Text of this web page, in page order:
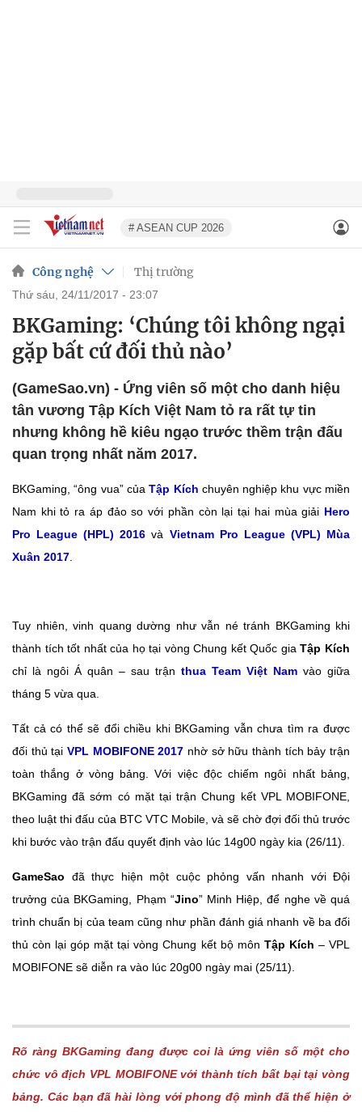
# ASEAN CUP 2026
Công nghệ Thị trường
thứ sáu, 24/11/2017 - 23:07
BKGaming: ‘Chúng tôi không ngại
gặp bất cứ đối thủ nào’
(GameSao.vn) - Ứng viên số một cho danh hiệu
tân vương Tập Kích Việt Nam tỏ ra rất tự tin
nhưng không hề kiêu ngạo trước thềm trận đấu
quan trọng nhất năm 2017.
BKGaming, “ông vua” củaTập Kích chuyên nghiệp khu vực miền
Nam khi tỏ ra áp đảo so với phần còn lại tại hai mùa giải Hero
Pro League (HPL) 2016 và Vietnam Pro League (VPL) Mùa
Xuân 2017
Tuy nhiên, vinh quang dường như vẫn né tránh BKGaming khi
thành tích tốt nhất của họ tại vòng Chung kết Quốc giaTập Kích
chỉ là ngôi Á quân – sau trận thua Team Việt Nam vào giữa
tháng 5 vừa qua.
Tất cả có thể sẽ đổi chiều khi BKGaming vẫn chưa tìm ra được
đối thủ tại VPL MOBIFONE 2017 nhờ sở hữu thành tích bảy trận
toàn thắng ở vòng bảng. Với việc độc chiếm ngôi nhất bảng,
BKGaming đã sớm có mặt tại trận Chung kết VPL MOBIFONE,
theo luật thi đấu của BTC VTC Mobile, và sẽ chờ đợi đối thủ trước
khi bước vào trận đấu quyết định vào lúc 14g00 ngày kia (26/11).
GameSao đã thực hiện một cuộc phỏng vấn nhanh với Đội
trưởng của BKGaming, Phạm “Jino” Minh Hiệp, để nghe về quá
trình chuẩn bị của team cũng như phần đánh giá nhanh về ba đối
thủ còn lại góp mặt tại vòng Chung kết bộ môn Tập Kích – VPL
MOBIFONE sẽ diễn ra vào lúc 20g00 ngày mai (25/11).
Rõ ràng BKGaming đang được coi là ứng viên số một cho
chức vô địch VPL MOBIFONE với thành tích bất bại tại vòng
bảng. Các bạn đã hài lòng với phong độ mình đã thể hiện ở